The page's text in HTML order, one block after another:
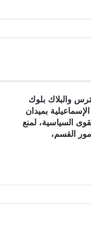
والبلاك بلوك
بميدان
السياسية، لمنع
القسم،